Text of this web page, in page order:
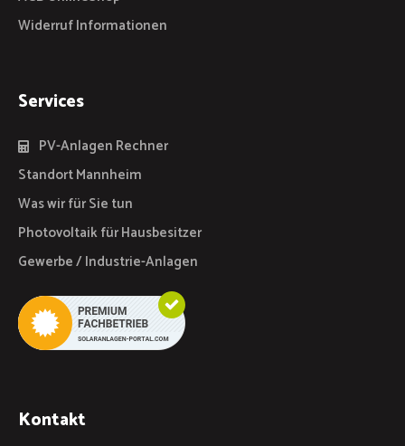
Widerruf Informationen
Services
PV-Anlagen Rechner
Standort Mannheim
Was wir für Sie tun
Photovoltaik für Hausbesitzer
Gewerbe / Industrie-Anlagen
Kontakt